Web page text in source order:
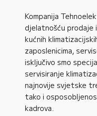
Kompanija
djelatnošću prodaje
kućnih
zaposlenicima,
isključivo smo
servisiranje
najnovije svjetske
tako i
kadrova.